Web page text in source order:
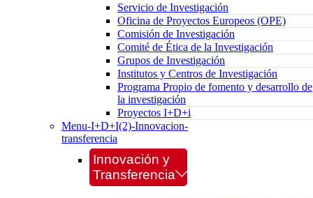
Servicio de Investigación
Oficina de Proyectos Europeos (OPE)
Comisión de Investigación
Comité de Ética de la Investigación
Grupos de Investigación
Institutos y Centros de Investigación
Programa Propio de fomento y desarrollo de
la investigación
Proyectos I+D+i
Menu-I+D+I(2)-Innovacion-
transferencia
Innovación y
Transferencia